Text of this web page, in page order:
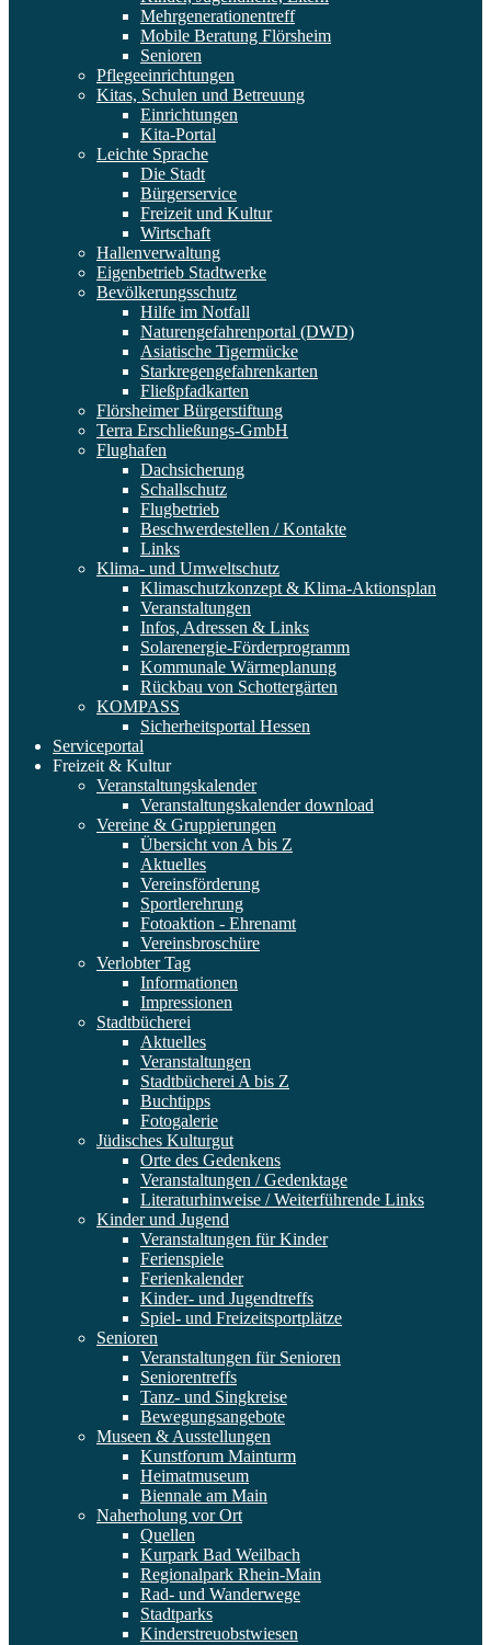
Mehrgenerationentreff
Mobile Beratung Flörsheim
Senioren
Pflegeeinrichtungen
Kitas, Schulen und Betreuung
Einrichtungen
Kita-Portal
Leichte Sprache
Die Stadt
Bürgerservice
Freizeit und Kultur
Wirtschaft
Hallenverwaltung
Eigenbetrieb Stadtwerke
Bevölkerungsschutz
Hilfe im Notfall
Naturengefahrenportal (DWD)
Asiatische Tigermücke
Starkregengefahrenkarten
Fließpfadkarten
Flörsheimer Bürgerstiftung
Terra Erschließungs-GmbH
Flughafen
Dachsicherung
Schallschutz
Flugbetrieb
Beschwerdestellen / Kontakte
Links
Klima- und Umweltschutz
Klimaschutzkonzept & Klima-Aktionsplan
Veranstaltungen
Infos, Adressen & Links
Solarenergie-Förderprogramm
Kommunale Wärmeplanung
Rückbau von Schottergärten
KOMPASS
Sicherheitsportal Hessen
Serviceportal
Freizeit & Kultur
Veranstaltungskalender
Veranstaltungskalender download
Vereine & Gruppierungen
Übersicht von A bis Z
Aktuelles
Vereinsförderung
Sportlerehrung
Fotoaktion - Ehrenamt
Vereinsbroschüre
Verlobter Tag
Informationen
Impressionen
Stadtbücherei
Aktuelles
Veranstaltungen
Stadtbücherei A bis Z
Buchtipps
Fotogalerie
Jüdisches Kulturgut
Orte des Gedenkens
Veranstaltungen / Gedenktage
Literaturhinweise / Weiterführende Links
Kinder und Jugend
Veranstaltungen für Kinder
Ferienspiele
Ferienkalender
Kinder- und Jugendtreffs
Spiel- und Freizeitsportplätze
Senioren
Veranstaltungen für Senioren
Seniorentreffs
Tanz- und Singkreise
Bewegungsangebote
Museen & Ausstellungen
Kunstforum Mainturm
Heimatmuseum
Biennale am Main
Naherholung vor Ort
Quellen
Kurpark Bad Weilbach
Regionalpark Rhein-Main
Rad- und Wanderwege
Stadtparks
Kinderstreuobstwiesen